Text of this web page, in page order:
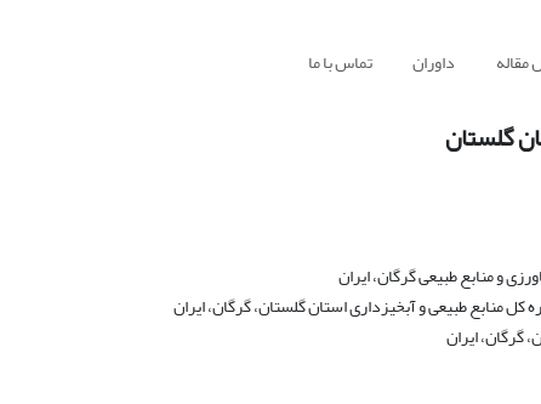
مقاله داوران تماس با ما
گلستان
و منابع طبیعی گرگان، ایران
منابع طبیعی و آبخیزداری استان گلستان، گرگان، ایران
گرگان، ایران